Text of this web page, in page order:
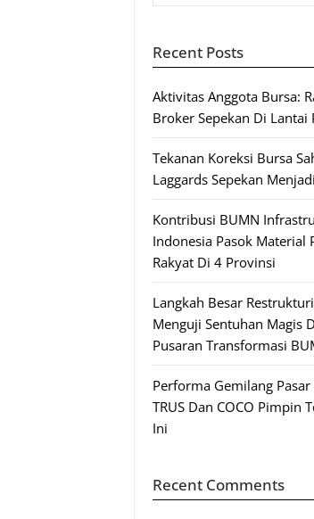
Recent Posts
Aktivitas Anggota Bursa:
Broker Sepekan Di Lantai
Tekanan Koreksi Bursa
Laggards Sepekan
Kontribusi BUMN
Indonesia Pasok Material
Rakyat Di 4 Provinsi
Langkah Besar
Menguji Sentuhan Magis
Pusaran Transformasi
Performa Gemilang Pasar
TRUS Dan COCO Pimpin
Ini
Recent Comments